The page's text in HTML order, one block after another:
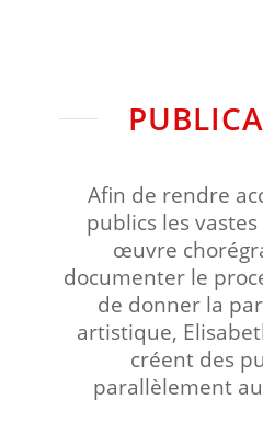
Afin de rendre
publics les vastes
œuvre
documenter le
de donner la
artistique,
créent des
parallèlement